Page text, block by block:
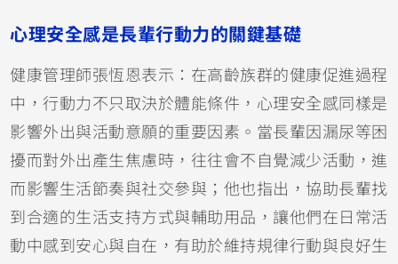
心理安全感是長輩行動力的關鍵基礎
健康管理師張恆恩表示：在高齡族群的健康促進過程
中，行動力不只取決於體能條件，心理安全感同樣是
影響外出與活動意願的重要因素。當長輩因漏尿等困
擾而對外出產生焦慮時，往往會不自覺減少活動，進
而影響生活節奏與社交參與；他也指出，協助長輩找
到合適的生活支持方式與輔助用品，讓他們在日常活
動中感到安心與自在，有助於維持規律行動與良好生